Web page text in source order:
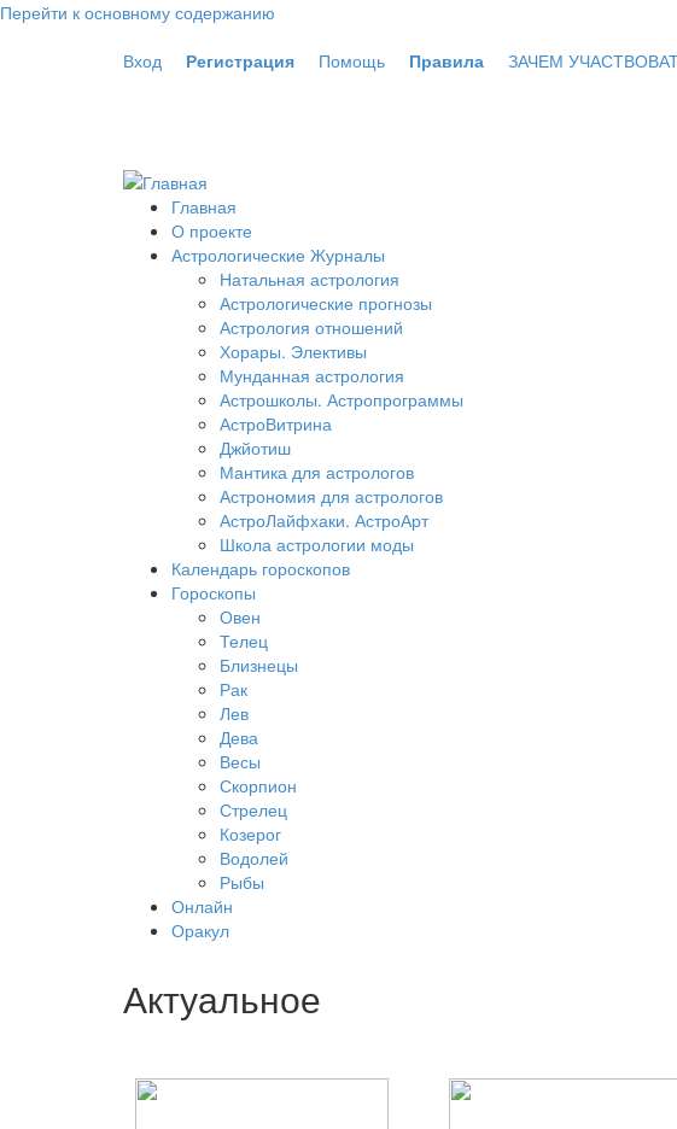
Перейти к основному содержанию
Вход
Регистрация Помощь Правила ЗАЧЕМ
Главная
О проекте
Астрологические Журналы
Натальная астрология
Астрологические прогнозы
Астрология отношений
Хорары. Элективы
Мунданная астрология
Астрошколы. Астропрограммы
АстроВитрина
Джйотиш
Мантика для астрологов
Астрономия для астрологов
АстроЛайфхаки. АстроАрт
Школа астрологии моды
Календарь гороскопов
Гороскопы
Овен
Телец
Близнецы
Рак
Лев
Дева
Весы
Скорпион
Стрелец
Козерог
Водолей
Рыбы
Онлайн
Оракул
Актуальное